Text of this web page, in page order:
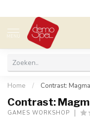
MENU
Home / Contrast:
Contrast:
GAMES WORKSHOP